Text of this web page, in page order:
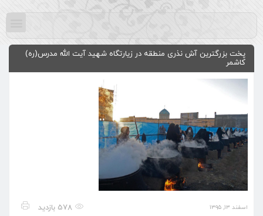
پخت بزرگترین آش نذری منطقه در زیارتگاه شهید آیت الله مدرس(ره)
کاشمر
اسفند ۱۳, ۱۳۹۵ 578 بازدید